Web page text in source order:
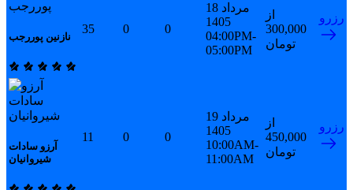
نازنین پوررجب
35 0 0
18 مرداد
1405
04:00PM-
05:00PM
از
300,000
تومان
رزرو
آرزو سادات
شیروانیان
11 0 0
19 مرداد
1405
10:00AM-
11:00AM
از
450,000
تومان
رزرو